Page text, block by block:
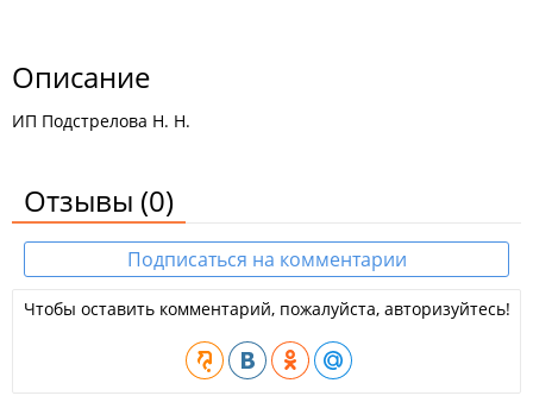
Описание
ИП Подстрелова Н. Н.
Отзывы (0)
Подписаться на комментарии
Чтобы оставить комментарий, пожалуйста, авторизуйтесь!